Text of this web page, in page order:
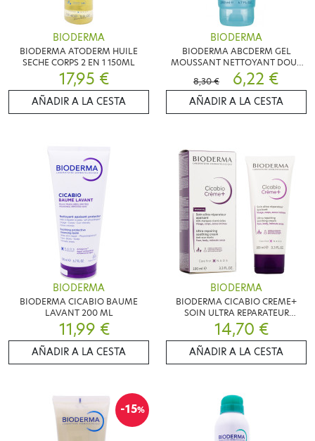
BIODERMA
BIODERMA ATODERM HUILE
SECHE CORPS 2 EN 1 150ML
17,95 €
AÑADIR A LA CESTA
BIODERMA
BIODERMA ABCDERM GEL
MOUSSANT NETTOYANT DOUX
BEBES ENFANTS 200ML
8,30 € 6,22 €
AÑADIR A LA CESTA
BIODERMA
BIODERMA CICABIO BAUME
LAVANT 200 ML
11,99 €
AÑADIR A LA CESTA
BIODERMA
BIODERMA CICABIO CREME+
SOIN ULTRA REPARATEUR
APAISANT 100 ML
14,70 €
AÑADIR A LA CESTA
-15%